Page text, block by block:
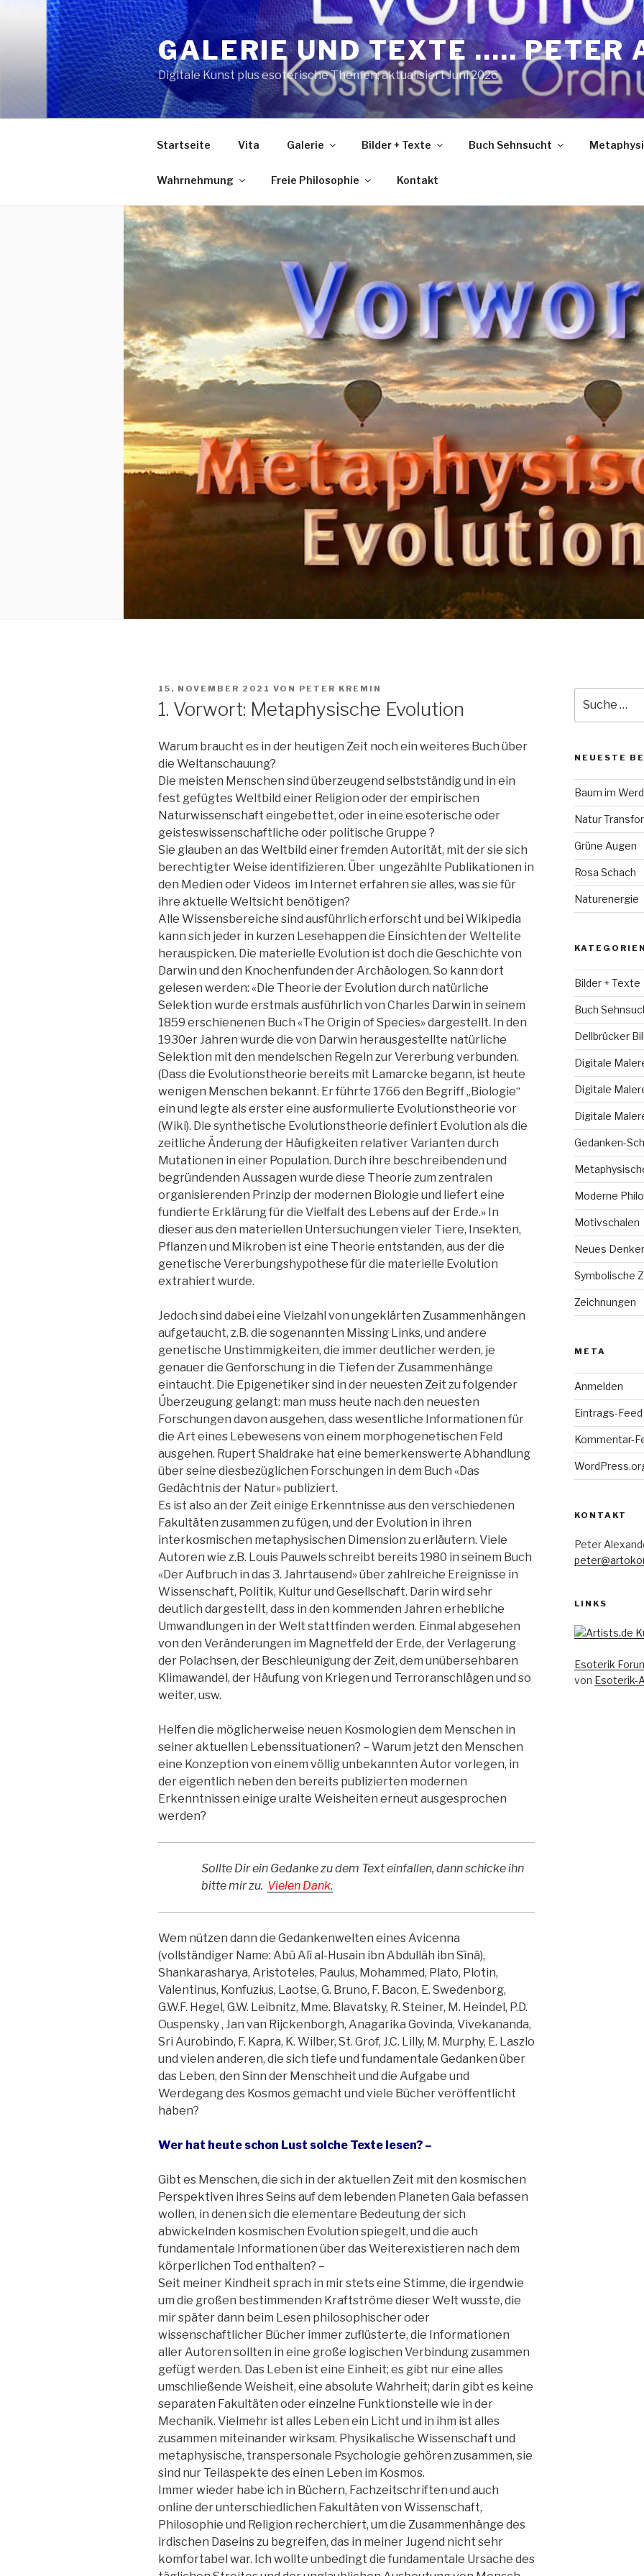
springen
GALERIE UND TEXTE ….. PETER
Digitale Kunst plus esoterische Themen; aktualisiert Juni 2026
Startseite Vita Galerie Bilder + Texte Buch Sehnsucht
Wahrnehmung Freie Philosophie Kontakt
VERÖFFENTLICHT
15. NOVEMBER 2021 VON PETER KREMIN
1. Vorwort: Metaphysische Evolution
Warum braucht es in der heutigen Zeit noch ein weiteres Buch über
die Weltanschauung?
Die meisten Menschen sind überzeugend selbstständig und in ein
fest gefügtes Weltbild einer Religion oder der empirischen
Naturwissenschaft eingebettet, oder in eine esoterische oder
geisteswissenschaftliche oder politische Gruppe ?
Sie glauben an das Weltbild einer fremden Autorität, mit der sie sich
berechtigter Weise identifizieren. Über ungezählte Publikationen in
den Medien oder Videos im Internet erfahren sie alles, was sie für
ihre aktuelle Weltsicht benötigen?
Alle Wissensbereiche sind ausführlich erforscht und bei Wikipedia
kann sich jeder in kurzen Lesehappen die Einsichten der Weltelite
herauspicken. Die materielle Evolution ist doch die Geschichte von
Darwin und den Knochenfunden der Archäologen. So kann dort
gelesen werden: «Die Theorie der Evolution durch natürliche
Selektion wurde erstmals ausführlich von Charles Darwin in seinem
1859 erschienenen Buch «The Origin of Species» dargestellt. In den
1930er Jahren wurde die von Darwin herausgestellte natürliche
Selektion mit den mendelschen Regeln zur Vererbung verbunden.
(Dass die Evolutionstheorie bereits mit Lamarcke begann, ist heute
wenigen Menschen bekannt. Er führte 1766 den Begriff „Biologie“
ein und legte als erster eine ausformulierte Evolutionstheorie vor
(Wiki). Die synthetische Evolutionstheorie definiert Evolution als die
zeitliche Änderung der Häufigkeiten relativer Varianten durch
Mutationen in einer Population. Durch ihre beschreibenden und
begründenden Aussagen wurde diese Theorie zum zentralen
organisierenden Prinzip der modernen Biologie und liefert eine
fundierte Erklärung für die Vielfalt des Lebens auf der Erde.» In
dieser aus den materiellen Untersuchungen vieler Tiere, Insekten,
Pflanzen und Mikroben ist eine Theorie entstanden, aus der die
genetische Vererbungshypothese für die materielle Evolution
extrahiert wurde.
Jedoch sind dabei eine Vielzahl von ungeklärten Zusammenhängen
aufgetaucht, z.B. die sogenannten Missing Links, und andere
genetische Unstimmigkeiten, die immer deutlicher werden, je
genauer die Genforschung in die Tiefen der Zusammenhänge
eintaucht. Die Epigenetiker sind in der neuesten Zeit zu folgender
Überzeugung gelangt: man muss heute nach den neuesten
Forschungen davon ausgehen, dass wesentliche Informationen für
die Art eines Lebewesens von einem morphogenetischen Feld
ausgehen. Rupert Shaldrake hat eine bemerkenswerte Abhandlung
über seine diesbezüglichen Forschungen in dem Buch «Das
Gedächtnis der Natur» publiziert.
Es ist also an der Zeit einige Erkenntnisse aus den verschiedenen
Fakultäten zusammen zu fügen, und der Evolution in ihren
interkosmischen metaphysischen Dimension zu erläutern. Viele
Autoren wie z.B. Louis Pauwels schreibt bereits 1980 in seinem Buch
«Der Aufbruch in das 3. Jahrtausend» über zahlreiche Ereignisse in
Wissenschaft, Politik, Kultur und Gesellschaft. Darin wird sehr
deutlich dargestellt, dass in den kommenden Jahren erhebliche
Umwandlungen in der Welt stattfinden werden. Einmal abgesehen
von den Veränderungen im Magnetfeld der Erde, der Verlagerung
der Polachsen, der Beschleunigung der Zeit, dem unübersehbaren
Klimawandel, der Häufung von Kriegen und Terroranschlägen und so
weiter, usw.
Helfen die möglicherweise neuen Kosmologien dem Menschen in
seiner aktuellen Lebenssituationen? – Warum jetzt den Menschen
eine Konzeption von einem völlig unbekannten Autor vorlegen, in
der eigentlich neben den bereits publizierten modernen
Erkenntnissen einige uralte Weisheiten erneut ausgesprochen
werden?
Sollte Dir ein Gedanke zu dem Text einfallen, dann schicke ihn
bitte mir zu. Vielen Dank.
Wem nützen dann die Gedankenwelten eines Avicenna
(vollständiger Name: Abū Alī al-Husain ibn Abdullāh ibn Sīnā),
Shankarasharya, Aristoteles, Paulus, Mohammed, Plato, Plotin,
Valentinus, Konfuzius, Laotse, G. Bruno, F. Bacon, E. Swedenborg,
G.W.F. Hegel, G.W. Leibnitz, Mme. Blavatsky, R. Steiner, M. Heindel, P.D.
Ouspensky , Jan van Rijckenborgh, Anagarika Govinda, Vivekananda,
Sri Aurobindo, F. Kapra, K. Wilber, St. Grof, J.C. Lilly, M. Murphy, E. Laszlo
und vielen anderen, die sich tiefe und fundamentale Gedanken über
das Leben, den Sinn der Menschheit und die Aufgabe und
Werdegang des Kosmos gemacht und viele Bücher veröffentlicht
haben?
Wer hat heute schon Lust solche Texte lesen? –
Gibt es Menschen, die sich in der aktuellen Zeit mit den kosmischen
Perspektiven ihres Seins auf dem lebenden Planeten Gaia befassen
wollen, in denen sich die elementare Bedeutung der sich
abwickelnden kosmischen Evolution spiegelt, und die auch
fundamentale Informationen über das Weiterexistieren nach dem
körperlichen Tod enthalten? –
Seit meiner Kindheit sprach in mir stets eine Stimme, die irgendwie
um die großen bestimmenden Kraftströme dieser Welt wusste, die
mir später dann beim Lesen philosophischer oder
wissenschaftlicher Bücher immer zuflüsterte, die Informationen
aller Autoren sollten in eine große logischen Verbindung zusammen
gefügt werden. Das Leben ist eine Einheit; es gibt nur eine alles
umschließende Weisheit, eine absolute Wahrheit; darin gibt es keine
separaten Fakultäten oder einzelne Funktionsteile wie in der
Mechanik. Vielmehr ist alles Leben ein Licht und in ihm ist alles
zusammen miteinander wirksam. Physikalische Wissenschaft und
metaphysische, transpersonale Psychologie gehören zusammen, sie
sind nur Teilaspekte des einen Leben im Kosmos.
Immer wieder habe ich in Büchern, Fachzeitschriften und auch
online der unterschiedlichen Fakultäten von Wissenschaft,
Philosophie und Religion recherchiert, um die Zusammenhänge des
irdischen Daseins zu begreifen, das in meiner Jugend nicht sehr
komfortabel war. Ich wollte unbedingt die fundamentale Ursache des
nach:
NEUESTE
Baum im
Natur
Grüne Augen
Rosa Schach
Naturenergie
KATEGORIEN
Bilder + Texte
Buch
Dellbrücker
Digitale
Digitale
Digitale
Gedanken-
Moderne
Motivschalen
Neues
Symbolische
Zeichnungen
META
Anmelden
Eintrags-Feed
Kommentar-
KONTAKT
Peter
LINKS
Esoterik
von Esoterik-